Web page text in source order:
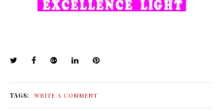
TAGS: WRITE A COMMENT